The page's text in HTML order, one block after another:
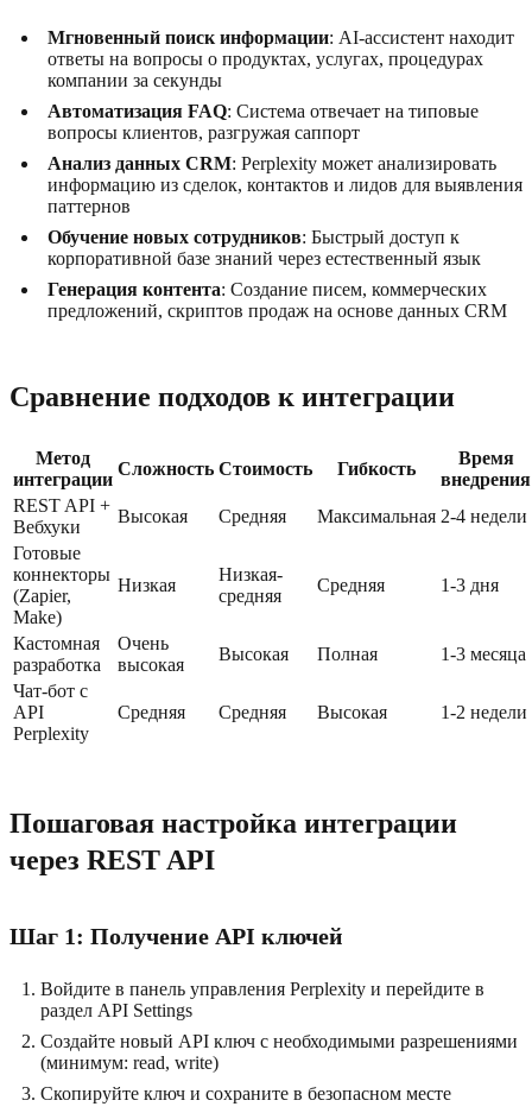
Мгновенный поиск информации: AI-ассистент находит
ответы на вопросы о продуктах, услугах, процедурах
компании за секунды
Автоматизация FAQ: Система отвечает на типовые
вопросы клиентов, разгружая саппорт
Анализ данных CRM: Perplexity может анализировать
информацию из сделок, контактов и лидов для выявления
паттернов
Обучение новых сотрудников: Быстрый доступ к
корпоративной базе знаний через естественный язык
Генерация контента: Создание писем, коммерческих
предложений, скриптов продаж на основе данных CRM
Сравнение подходов к интеграции
Метод
интеграции
Сложность Стоимость Гибкость
Время
внедрения
REST API +
Вебхуки
Высокая Средняя Максимальная 2-4 недели
Готовые
коннекторы
(Zapier,
Make)
Низкая
Низкая-
средняя
Средняя 1-3 дня
Кастомная
разработка
Очень
высокая
Высокая Полная
1-3 месяца
Чат-бот с
API
Perplexity
Средняя Средняя Высокая 1-2 недели
Пошаговая настройка интеграции
через REST API
Шаг 1: Получение API ключей
Войдите в панель управления Perplexity и перейдите в
раздел API Settings
Создайте новый API ключ с необходимыми разрешениями
(минимум: read, write)
Скопируйте ключ и сохраните в безопасном месте